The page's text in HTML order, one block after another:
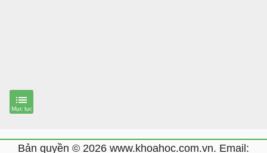
Bản quyền © 2026 www.khoahoc.com.vn. Email: